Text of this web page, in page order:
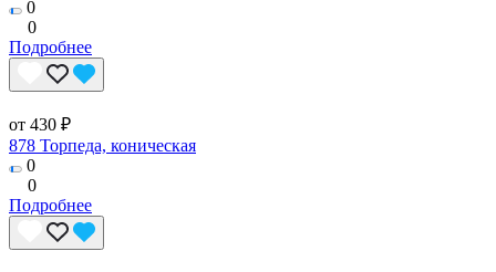
0
0
Подробнее
от 430 ₽
878 Торпеда, коническая
0
0
Подробнее